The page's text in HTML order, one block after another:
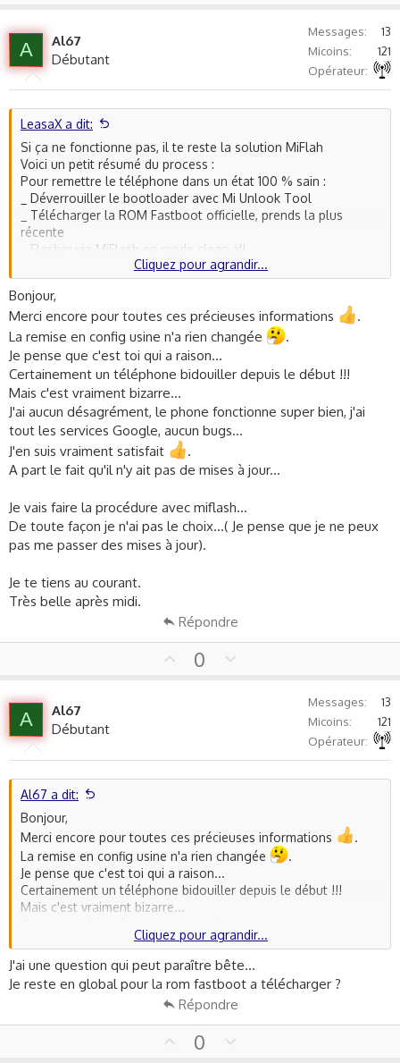
e o
t
A
Al67
Débutant
Messages
13
Micoins
121
Opérateur
LeasaX a dit:
Si ça ne fonctionne pas, il te reste la solution MiFlah
Voici un petit résumé du process :
Pour remettre le téléphone dans un état 100 % sain :
_ Déverrouiller le bootloader avec Mi Unlook Tool
_ Télécharger la ROM Fastboot officielle, prends la plus
récente
_ Flasher via MiFlash en mode clean all
- OTA OK
- mises à jour manuelles OK
- signature OK
- téléphone propre
Tu pourras trouver des tuto sur le web ou youtube, étudies
bien avant de passer à la pratique si tu le désires
Cliquez pour agrandir...
Bonjour,
Merci encore pour toutes ces précieuses informations
.
La remise en config usine n'a rien changée
.
Je pense que c'est toi qui a raison...
Certainement un téléphone bidouiller depuis le début !!!
Mais c'est vraiment bizarre...
J'ai aucun désagrément, le phone fonctionne super bien, j'ai
tout les services Google, aucun bugs...
J'en suis vraiment satisfait
.
A part le fait qu'il n'y ait pas de mises à jour...
Je vais faire la procédure avec miflash...
De toute façon je n'ai pas le choix...( Je pense que je ne peux
pas me passer des mises à jour).
Je te tiens au courant.
Très belle après midi.
Répondre
e
0
o
t
A
Al67
Débutant
Messages
13
Micoins
121
Opérateur
Al67 a dit:
Bonjour,
Merci encore pour toutes ces précieuses informations
La remise en config usine n'a rien changée
.
Je pense que c'est toi qui a raison...
Certainement un téléphone bidouiller depuis le début !!!
Mais c'est vraiment bizarre...
tout les services Google, aucun bugs...
J'en suis vraiment satisfait
.
A part le fait qu'il n'y ait pas de mises à jour...
Je vais faire la procédure avec miflash...
De toute façon je n'ai pas le choix...( Je pense que je ne peux
pas me passer des mises à jour).
Cliquez pour agrandir...
J'ai une question qui peut paraître bête...
Je reste en global pour la rom fastboot a télécharger ?
Répondre
0